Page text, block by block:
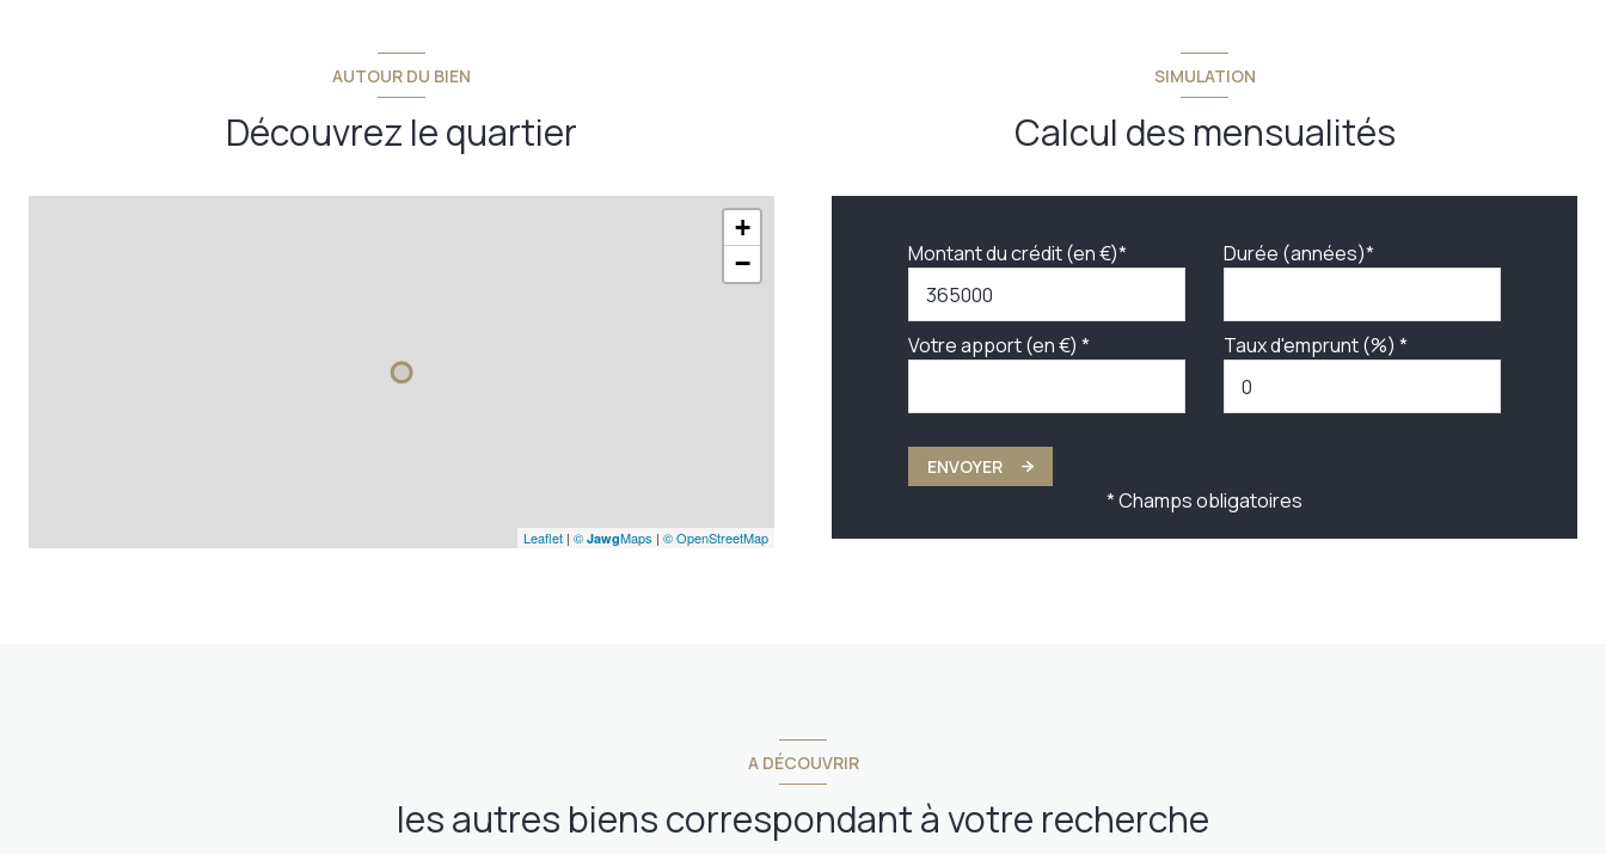
AUTOUR DU BIEN
Découvrez le quartier
+
−
Leaflet | © JawgMaps | © OpenStreetMap
SIMULATION
Calcul des mensualités
Montant du crédit (en €)* Durée (années)*
Votre apport (en €) * Taux d'emprunt (%) *
ENVOYER
* Champs obligatoires
A DÉCOUVRIR
les autres biens correspondant à votre recherche